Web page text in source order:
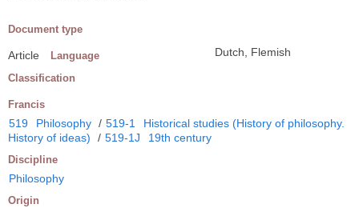
Document type
Article Language Dutch, Flemish
Classification
Francis
519 Philosophy / 519-1
Historical studies (History of philosophy.
History of ideas)
/ 519-1J 19th century
Discipline
Philosophy
Origin